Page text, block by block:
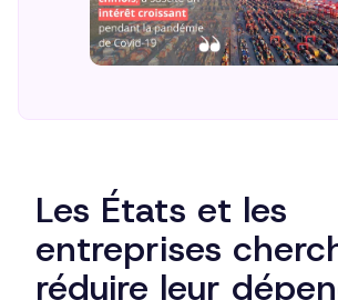
Les États et les
entreprises
réduire leur